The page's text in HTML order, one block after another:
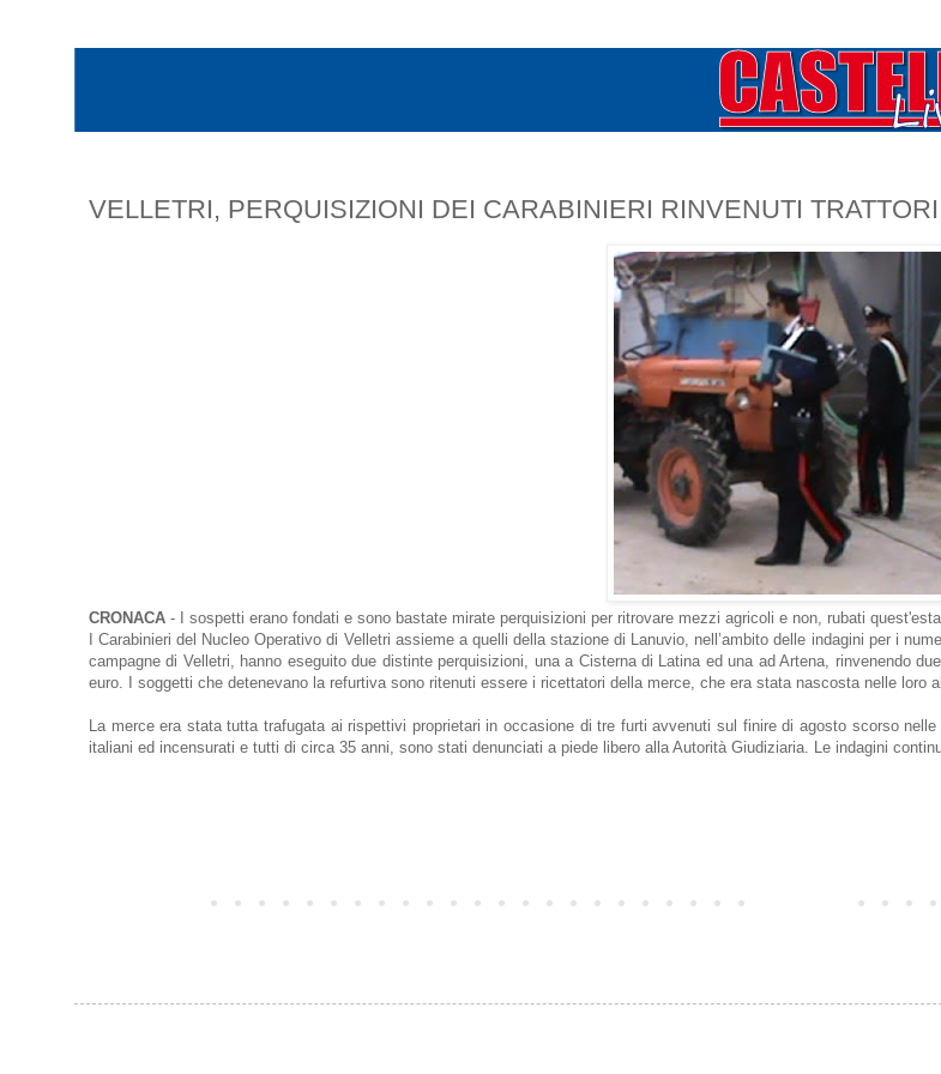
VELLETRI, PERQUISIZIONI DEI CARABINIERI RINVENUTI
CRONACA - I sospetti erano fondati e sono bastate mirate perquisizioni per ritrovare mezzi agricoli e non, rubati
I Carabinieri del Nucleo Operativo di Velletri assieme a quelli della stazione di Lanuvio, nell’ambito delle indagini per i
campagne di Velletri, hanno eseguito due distinte perquisizioni, una a Cisterna di Latina ed una ad Artena, rinvenendo
euro. I soggetti che detenevano la refurtiva sono ritenuti essere i ricettatori della merce, che era stata nascosta nelle loro
La merce era stata tutta trafugata ai rispettivi proprietari in occasione di tre furti avvenuti sul finire di agosto scorso
italiani ed incensurati e tutti di circa 35 anni, sono stati denunciati a piede libero alla Autorità Giudiziaria. Le indagini